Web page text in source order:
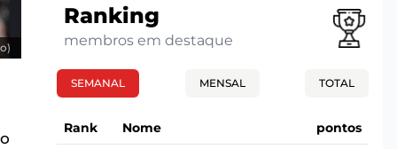
Ranking
membros em destaque
SEMANAL MENSAL TOTAL
Rank Nome pontos